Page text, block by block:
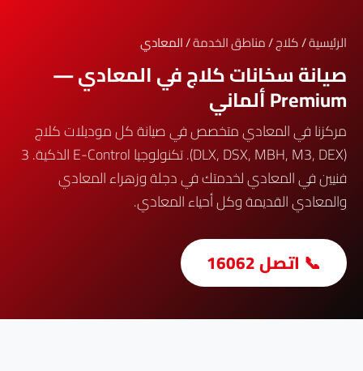
الرئيسية/كلاج/مناطق الخدمة/ المعادي
صيانة سخانات كلاج في المعادي —
Premium ألماني
مركزنا في المعادي متخصص في صيانة كل موديلات كلاج
(DLX, DSX, MBH, M3, DEX). تكنولوجيا E-Control الذكية. 3
فنيين في المعادي لخدمتك في دجلة وزهراء المعادي
والمعادي القديمة وكل أحياء المعادي.
📞 اتصل 16062